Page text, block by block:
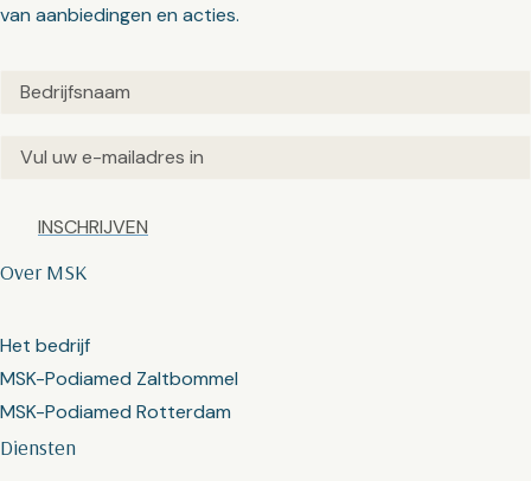
Diensten
Over MSK
Het bedrijf
MSK-Podiamed Zaltbommel
MSK-Podiamed Rotterdam
van aanbiedingen en acties.
Untitled(Vereist)
Email(Vereist)
Captcha